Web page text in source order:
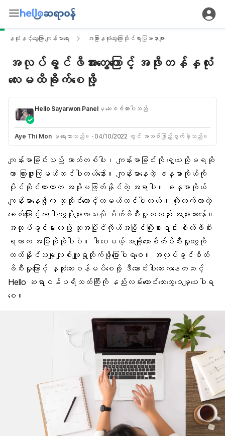
နှလုံးနှင့်သွေးကြော ကျန်းမာရေး အခြားနှလုံးသွေးကြောဆိုင်ရာပြဿနာများ
အလုပ်ခွင်ဖိအားတွေကြောင့် အဖိုးတန်နှလုံး
လေးမထိခိုက်စေဖို့
Hello Sayarwon Panelမှ ဆေးစစ်ထားပါသည်
Aye Thi Monမှ ရေးသားသည်။ · 04/10/2022 တွင် အသစ်ဖြည့်စွက်ခဲ့သည်။
ကျန်းမာခြင်းသည် လာဘ်တစ်ပါး၊ ကျန်းမာခြင်း ကို ရွှေပေးလို့မရဆို
တာ ကြားဖူးကြမယ်ထင်ပါတယ်နော်။ ကျန်းမာနေတဲ့ ခန္ဓာကိုယ်ကို
ပိုင်ဆိုင်ထားတာက အဖိုးမဖြတ်နိုင်တဲ့ အရာပါ။ ခန္ဓာကိုယ်
ကျန်းမာနေဖို့က လူတိုင်းတောင့်တမယ်ထင်ပါတယ်။ တိုးတက်လာတဲ့
ခေတ်ကြောင့် ရောဂါတွေပိုများလာသလို စိတ်ဖိစီးမှု ကလည်း အများသားနော်။
အလုပ်ခွင်မှာလည်း သူအပြိုင်ကိုယ်အပြိုင်ကြိုးစားရင်း စိတ်ဖိစီး
ရတာက အမြဲလိုလိုပါပဲ။ ဒါပေမယ့် အချို့သောစိတ်ဖိစီးမှုတွေကို
တတ်နိုင်သမျှလျစ်လျူရှုလိုက်ဖို့ပြောပါရစေ။ အလုပ်ခွင်စိတ်
ဖိစီးမှုကြောင့် နှလုံးလေးဝန်မပိစေဖို့ ဒီဆောင်းပါးလေးကနေတဆင့်
Hello ဆရာဝန်ပရိသတ်ကြီးကို နည်းလမ်းကောင်းလေးတွေဝေမျှပေးပါရ
စေ။